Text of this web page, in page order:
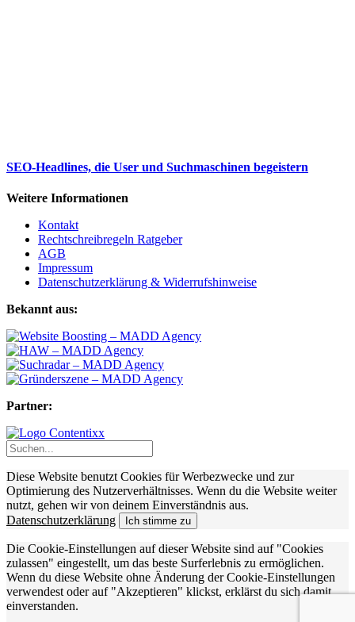
SEO-Headlines, die User und Suchmaschinen begeistern
Weitere Informationen
Kontakt
Rechtschreibregeln Ratgeber
AGB
Impressum
Datenschutzerklärung & Widerrufshinweise
Bekannt aus:
Partner:
Diese Website benutzt Cookies für Werbezwecke und zur
Optimierung des Nutzerverhältnisses. Wenn du die Website weiter
nutzt, gehen wir von deinem Einverständnis aus.
Datenschutzerklärung
Ich stimme zu
Die Cookie-Einstellungen auf dieser Website sind auf "Cookies
zulassen" eingestellt, um das beste Surferlebnis zu ermöglichen.
Wenn du diese Website ohne Änderung der Cookie-Einstellungen
verwendest oder auf "Akzeptieren" klickst, erklärst du sich damit
einverstanden.